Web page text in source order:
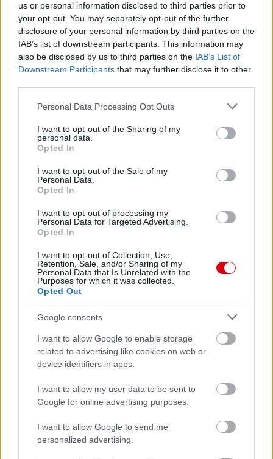
us or personal information disclosed to third parties prior to
your opt-out. You may separately opt-out of the further
disclosure of your personal information by third parties on the
IAB’s list of downstream participants. This information may
also be disclosed by us to third parties on the IAB’s List of
Downstream Participants that may further disclose it to other
Please note that this website/app uses one or more Google
not limited to your visit or usage behaviour. You may click to
grant or deny consent to Google and its third-party tags to
use your data for below specified purposes in below Google
consent section.
Personal Data Processing Opt Outs
I want to opt-out of the Sharing of my
personal data.
Opted In
I want to opt-out of the Sale of my
Personal Data.
Opted In
I want to opt-out of processing my
Personal Data for Targeted Advertising.
Opted In
I want to opt-out of Collection, Use,
Retention, Sale, and/or Sharing of my
Personal Data that Is Unrelated with the
Purposes for which it was collected.
Opted Out
Google consents
I want to allow Google to enable storage
related to advertising like cookies on web or
device identifiers in apps.
I want to allow my user data to be sent to
Google for online advertising purposes.
I want to allow Google to send me
personalized advertising.
Meccs Center
Paris Saint-Germain
Manchester United
Felkészülési szezon 4. mérkőzés
Nya Ullevi, Göteborg
2026-08-08 17:00
2 nap 14 óra 53 perc 45 másodperc
Leeds UnitedvsManchester United2026-08-12 20:30
ELŐZŐ MÉRKŐZÉSEK
Támogatás
Támogasd adományoddal